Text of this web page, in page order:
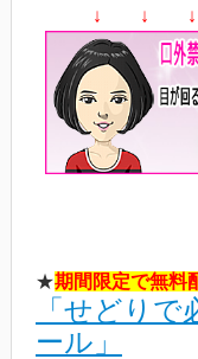
↓ ↓ ↓
★期間限定で無料
「せどり
ール」